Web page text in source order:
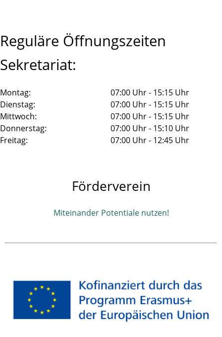
Reguläre Öffnungszeiten
Sekretariat:
Montag:
07:00 Uhr - 15:15 Uhr
Dienstag:
07:00 Uhr - 15:15 Uhr
Mittwoch:
07:00 Uhr - 15:15 Uhr
Donnerstag:
07:00 Uhr - 15:10 Uhr
Freitag:
07:00 Uhr - 12:45 Uhr
Förderverein
Miteinander Potentiale nutzen!